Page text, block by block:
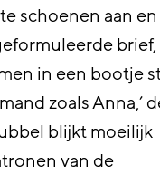
schoenen aan
in een bootje
zoals Anna,’
blijkt moeilijk
van de